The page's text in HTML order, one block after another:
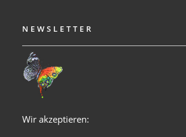
NEWSLETTER
Wir akzeptieren: